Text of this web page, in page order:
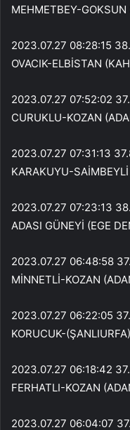
MEHMETBEY-
2023.07.27 08:28:15
OVACIK-ELBİSTAN
2023.07.27 07:52:02
CURUKLU-KOZAN
2023.07.27 07:31:13
KARAKUYU-
2023.07.27 07:23:13
ADASI GÜNEYİ (EGE
2023.07.27 06:48:58
MİNNETLİ-KOZAN
2023.07.27 06:22:05
KORUCUK-
2023.07.27 06:18:42
FERHATLI-KOZAN
2023.07.27 06:04:07